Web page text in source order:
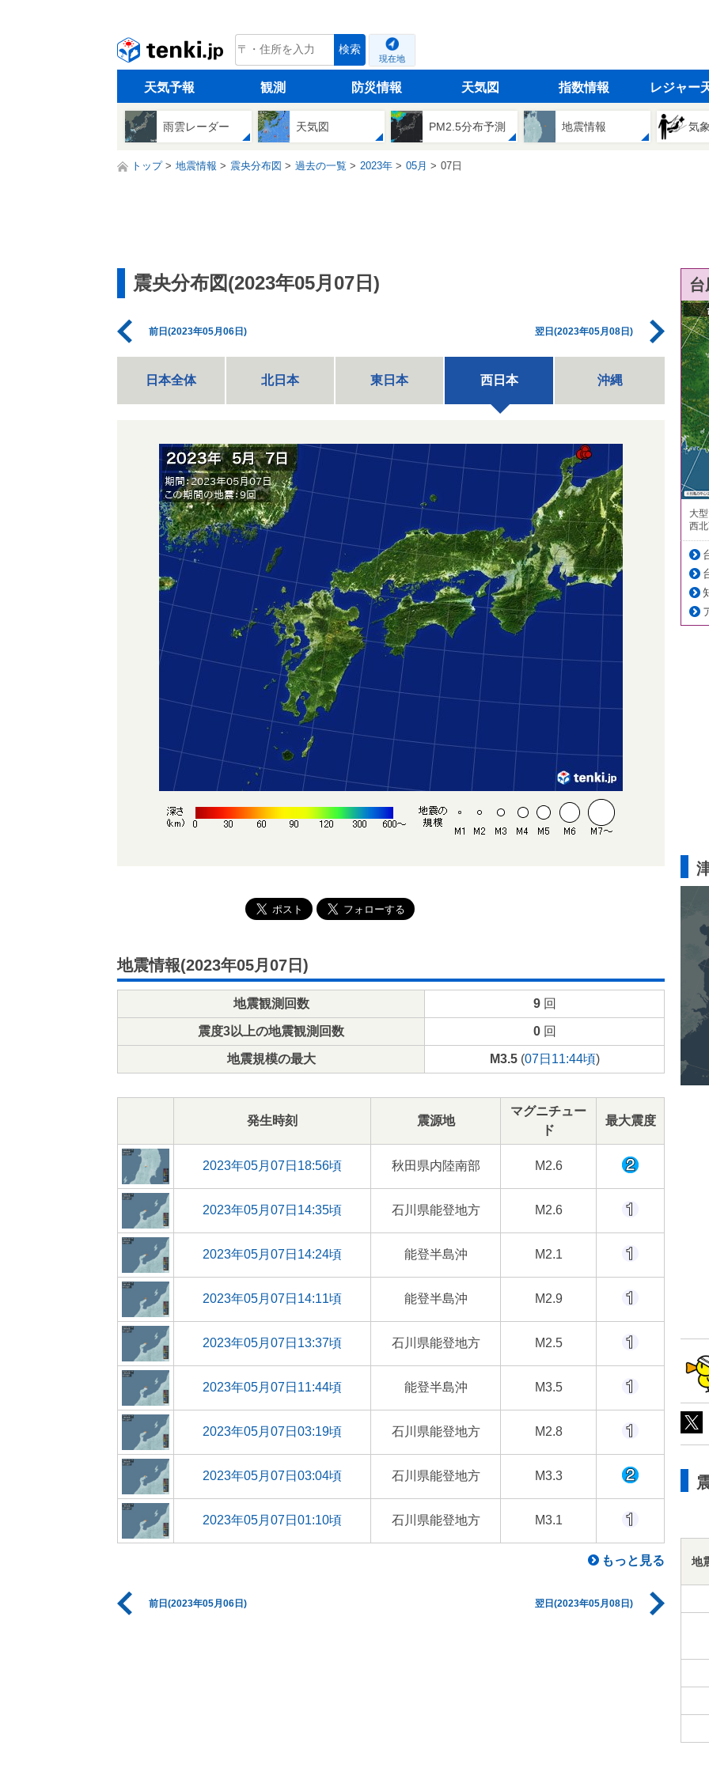
tenki.jp 検索
現在地
天気予報 観測 防災情報 天気図 指数情報 レジャー
雨雲レーダー 天気図 PM2.5分布予測 地震情報 気
トップ 地震情報 震央分布図 過去の一覧 2023年 05月 07日
震央分布図(2023年05月07日)
前日(2023年05月06日) 翌日(2023年05月08日)
日本全体 北日本 東日本 西日本 沖縄
地震情報(2023年05月07日)
地震観測回数 9回
震度3以上の地震観測回数 0回
地震規模の最大 M3.5(07日11:44頃)
発生時刻 震源地
マグニチュー
ド
最大震度
2023年05月07日18:56頃 秋田県内陸南部 M2.6
2023年05月07日14:35頃 石川県能登地方 M2.6
2023年05月07日14:24頃 能登半島沖 M2.1
2023年05月07日14:11頃 能登半島沖 M2.9
2023年05月07日13:37頃 石川県能登地方 M2.5
2023年05月07日11:44頃 能登半島沖 M3.5
2023年05月07日03:19頃 石川県能登地方 M2.8
2023年05月07日03:04頃 石川県能登地方 M3.3
2023年05月07日01:10頃 石川県能登地方 M3.1
もっと見る
前日(2023年05月06日) 翌日(2023年05月08日)
大
西
地